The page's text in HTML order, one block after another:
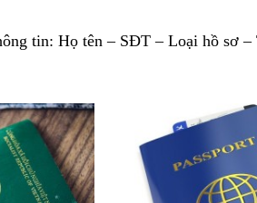
tin: Họ tên – SĐT – Loại hồ sơ